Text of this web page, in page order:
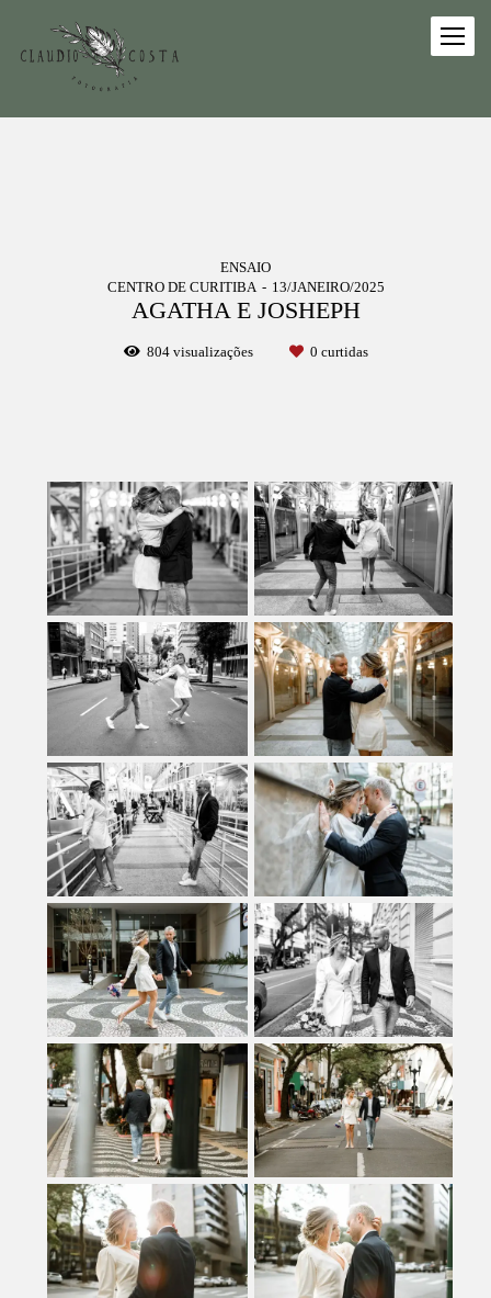
ENSAIO
CENTRO DE CURITIBA
13/JANEIRO/2025
AGATHA E JOSHEPH
804visualizações 0 curtidas